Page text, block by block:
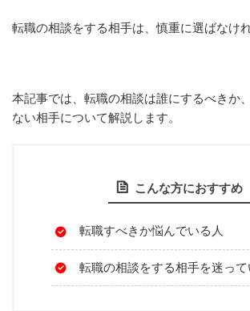
転職の相談をする相手は、慎重に選ばなけ
本記事では、転職の相談は誰にするべきか
ない相手について解説します。
こんな方におすすめ
転職すべきか悩んでいる人
転職の相談をする相手を迷って